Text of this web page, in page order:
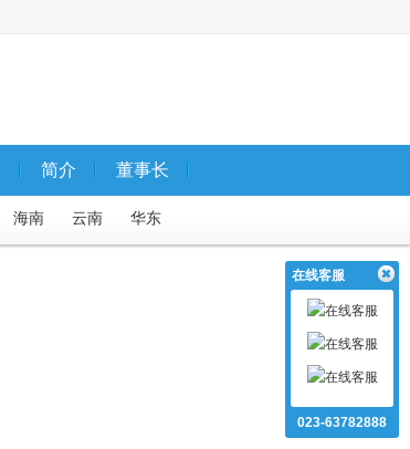
海南 云南 华东
简介 董事长
在线客服
023-63782888